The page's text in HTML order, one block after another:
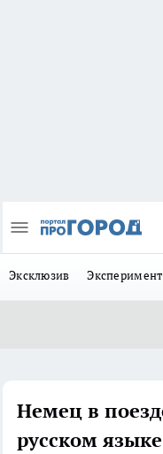
Эксклюзив Эксперимент
Немец в
русском